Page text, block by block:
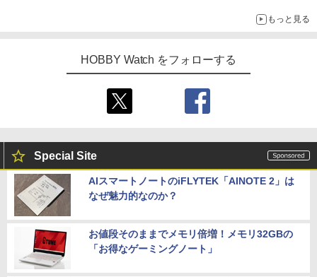
もっと見る
HOBBY Watch をフォローする
Special Site
AIスマートノートのiFLYTEK「AINOTE 2」は
なぜ魅力的なのか？
お値段そのままでメモリ倍増！メモリ32GBの
「お得なゲーミングノート」